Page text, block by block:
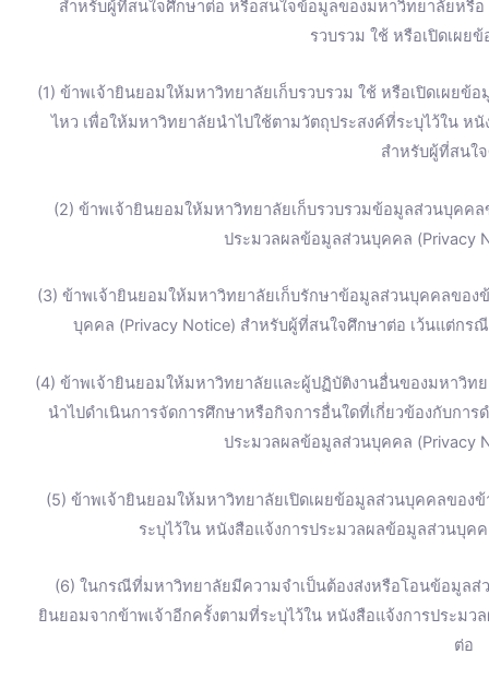
สำหรับผู้ที่สนใจศึกษาต่อ หรือสนใจข้อมูลของมหาวิทยาลัยหรื
รวบรวม ใช้ หรือเปิดเผย
(1) ข้าพเจ้ายินยอมให้มหาวิทยาลัยเก็บรวบรวม ใช้ หรือเปิดเผย
ไหว เพื่อให้มหาวิทยาลัยนำไปใช้ตามวัตถุประสงค์ที่ระบุไว้ใน
สำหรับผู้ที่สนใ
(2) ข้าพเจ้ายินยอมให้มหาวิทยาลัยเก็บรวบรวมข้อมูลส่วนบุคค
ประมวลผลข้อมูลส่วนบุคคล (Privacy
(3) ข้าพเจ้ายินยอมให้มหาวิทยาลัยเก็บรักษาข้อมูลส่วนบุคคลของ
บุคคล (Privacy Notice) สำหรับผู้ที่สนใจศึกษาต่อ เว้นแต่ก
(4) ข้าพเจ้ายินยอมให้มหาวิทยาลัยและผู้ปฏิบัติงานอื่นของมหาวิท
นำไปดำเนินการจัดการศึกษาหรือกิจการอื่นใดที่เกี่ยวข้องกับกา
ประมวลผลข้อมูลส่วนบุคคล (Privacy
(5) ข้าพเจ้ายินยอมให้มหาวิทยาลัยเปิดเผยข้อมูลส่วนบุคคลของ
ระบุไว้ใน หนังสือแจ้งการประมวลผลข้อมูลส่วนบุค
(6) ในกรณีที่มหาวิทยาลัยมีความจำเป็นต้องส่งหรือโอนข้อมูล
ยินยอมจากข้าพเจ้าอีกครั้งตามที่ระบุไว้ใน หนังสือแจ้งการประม
ต่อ